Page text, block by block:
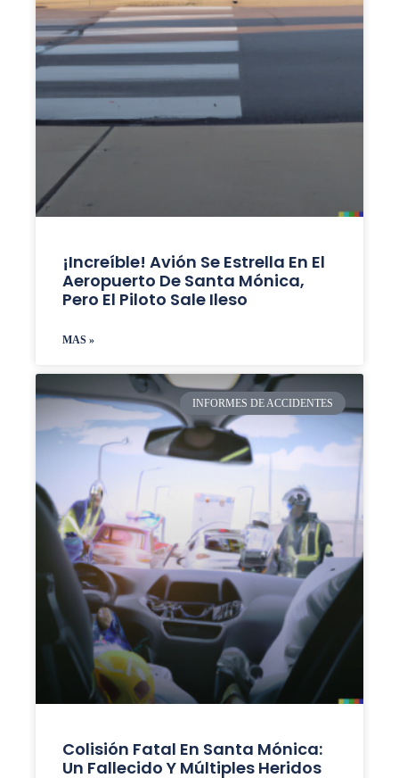
¡Increíble! Avión Se Estrella En El
Aeropuerto De Santa Mónica,
Pero El Piloto Sale Ileso
MAS »
INFORMES DE ACCIDENTES
Colisión Fatal En Santa Mónica:
Un Fallecido Y Múltiples Heridos